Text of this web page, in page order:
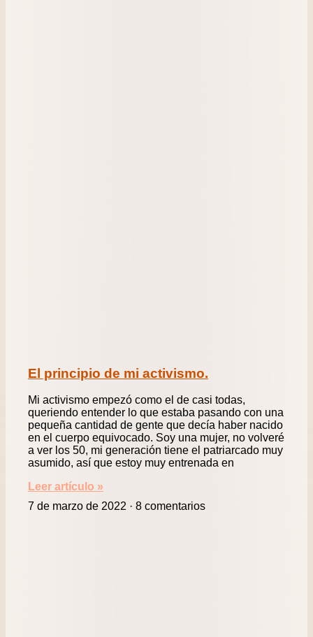
El principio de mi activismo.
Mi activismo empezó como el de casi todas,
queriendo entender lo que estaba pasando con una
pequeña cantidad de gente que decía haber nacido
en el cuerpo equivocado. Soy una mujer, no volveré
a ver los 50, mi generación tiene el patriarcado muy
asumido, así que estoy muy entrenada en
Leer artículo »
7 de marzo de 2022
8 comentarios